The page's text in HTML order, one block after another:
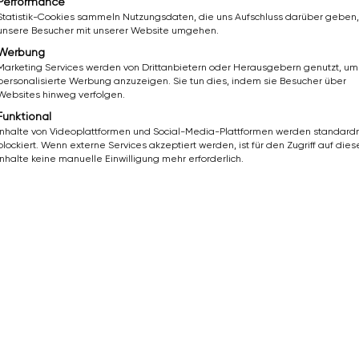
office-stueckelschwaiger@bazuba.at
Lebenslauf?
Minuten kostenlos einen professionellen Lebenslauf als
Cookies sammeln Nutzungsdaten, die uns Aufschluss darüber
Besucher mit unserer Website umgehen.
Services werden von Drittanbietern oder Herausgebern genutzt, um
Werbung anzuzeigen. Sie tun dies, indem sie Besucher über
hinweg verfolgen.
Inhalte von Videoplattformen und Social-Media-Plattformen werden
Wenn externe Services akzeptiert werden, ist für den Zugriff auf
Inhalte keine manuelle Einwilligung mehr erforderlich.